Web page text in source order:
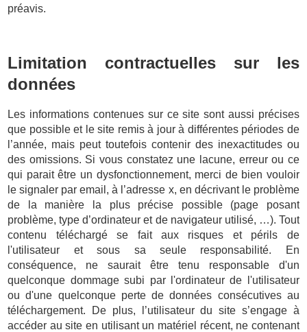
préavis.
Limitation contractuelles sur les
données
Les informations contenues sur ce site sont aussi précises
que possible et le site remis à jour à différentes périodes de
l’année, mais peut toutefois contenir des inexactitudes ou
des omissions. Si vous constatez une lacune, erreur ou ce
qui parait être un dysfonctionnement, merci de bien vouloir
le signaler par email, à l’adresse x, en décrivant le problème
de la manière la plus précise possible (page posant
problème, type d’ordinateur et de navigateur utilisé, …). Tout
contenu téléchargé se fait aux risques et périls de
l'utilisateur et sous sa seule responsabilité. En
conséquence, ne saurait être tenu responsable d'un
quelconque dommage subi par l'ordinateur de l'utilisateur
ou d'une quelconque perte de données consécutives au
téléchargement. De plus, l’utilisateur du site s’engage à
accéder au site en utilisant un matériel récent, ne contenant